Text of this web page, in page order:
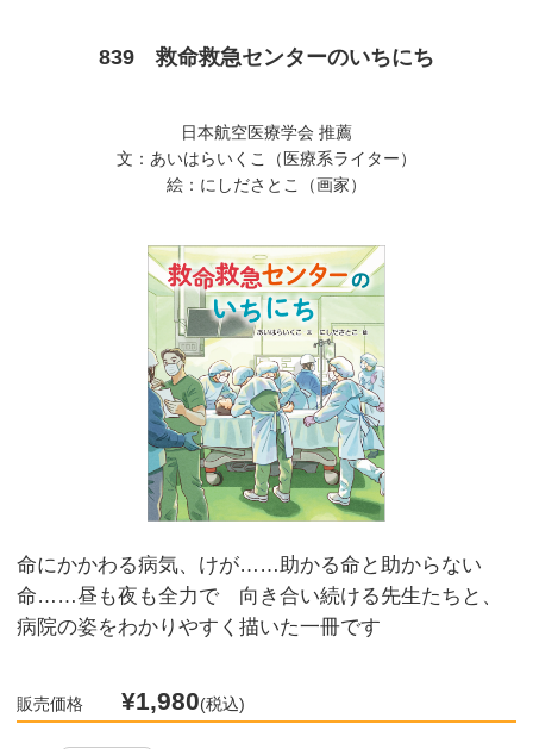
839 救命救急センターのいちにち
日本航空医療学会 推薦
文：あいはらいくこ（医療系ライター）
絵：にしださとこ（画家）
命にかかわる病気、けが……助かる命と助からない
命……昼も夜も全力で 向き合い続ける先生たちと、
病院の姿をわかりやすく描いた一冊です
販売価格 ¥1,980(税込)